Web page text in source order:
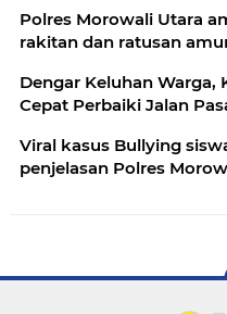
Polres Morowali Utara
rakitan dan ratusan
Dengar Keluhan Warga,
Cepat Perbaiki Jalan
Viral kasus Bullying
penjelasan Polres